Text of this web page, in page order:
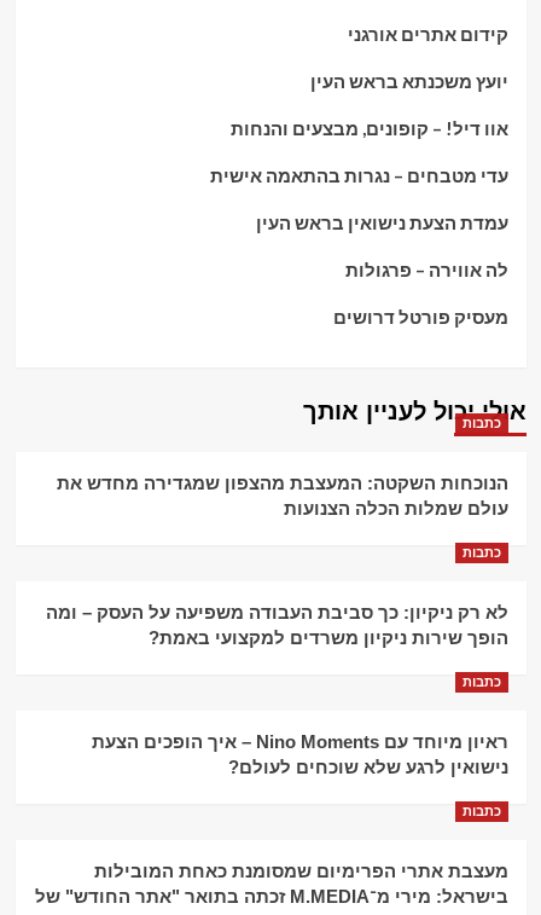
קידום אתרים אורגני
יועץ משכנתא בראש העין
אוו דיל! – קופונים, מבצעים והנחות
עדי מטבחים – נגרות בהתאמה אישית
עמדת הצעת נישואין בראש העין
לה אווירה – פרגולות
מעסיק פורטל דרושים
אולי יכול לעניין אותך
כתבות
הנוכחות השקטה: המעצבת מהצפון שמגדירה מחדש את
עולם שמלות הכלה הצנועות
כתבות
לא רק ניקיון: כך סביבת העבודה משפיעה על העסק – ומה
הופך שירות ניקיון משרדים למקצועי באמת?
כתבות
ראיון מיוחד עם Nino Moments – איך הופכים הצעת
נישואין לרגע שלא שוכחים לעולם?
כתבות
מעצבת אתרי הפרימיום שמסומנת כאחת המובילות
בישראל: מירי מ־M.MEDIA זכתה בתואר "אתר החודש" של